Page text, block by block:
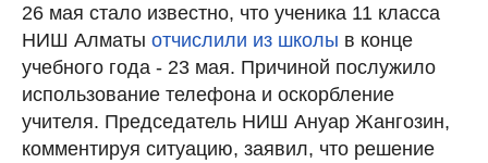
26 мая стало известно, что ученика 11 класса
НИШ Алматы отчислили из школы в конце
учебного года - 23 мая. Причиной послужило
использование телефона и оскорбление
учителя. Председатель НИШ Ануар Жангозин,
комментируя ситуацию, заявил, что решение